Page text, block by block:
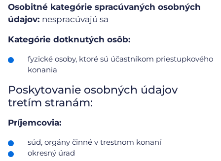
Osobitné kategórie spracúvaných osobných
údajov: nespracúvajú sa
Kategórie dotknutých osôb:
fyzické osoby, ktoré sú účastníkom priestupkového
konania
Poskytovanie osobných údajov
tretím stranám:
Príjemcovia:
súd, orgány činné v trestnom konaní
okresný úrad